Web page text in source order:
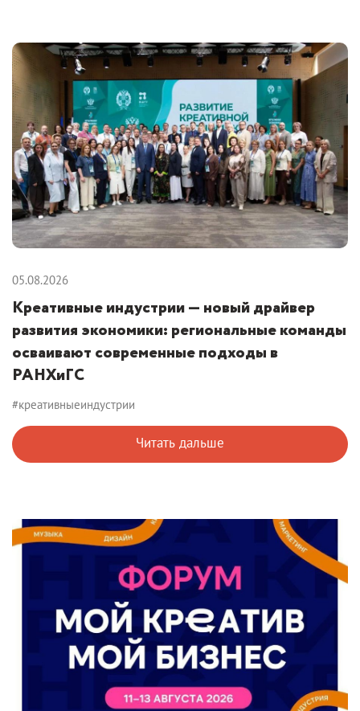
05.08.2026
Креативные индустрии — новый драйвер
развития экономики: региональные команды
осваивают современные подходы в
РАНХиГС
#креативныеиндустрии
Читать дальше